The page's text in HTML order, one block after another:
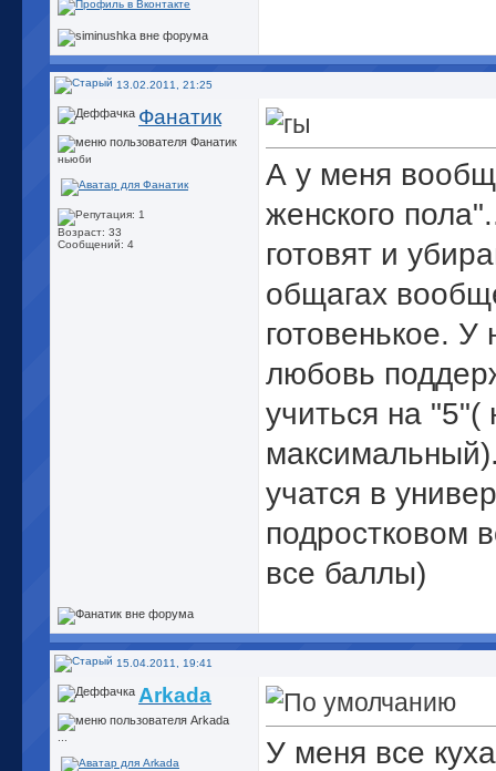
13.02.2011, 21:25
Фанатик
ньюби
Возраст: 33
Сообщений: 4
А у меня
женского
готовят и
общагах
готовенькое. У
любовь
учиться на "5"(
учатся в
подростковом
все баллы)
15.04.2011, 19:41
Arkada
У меня все